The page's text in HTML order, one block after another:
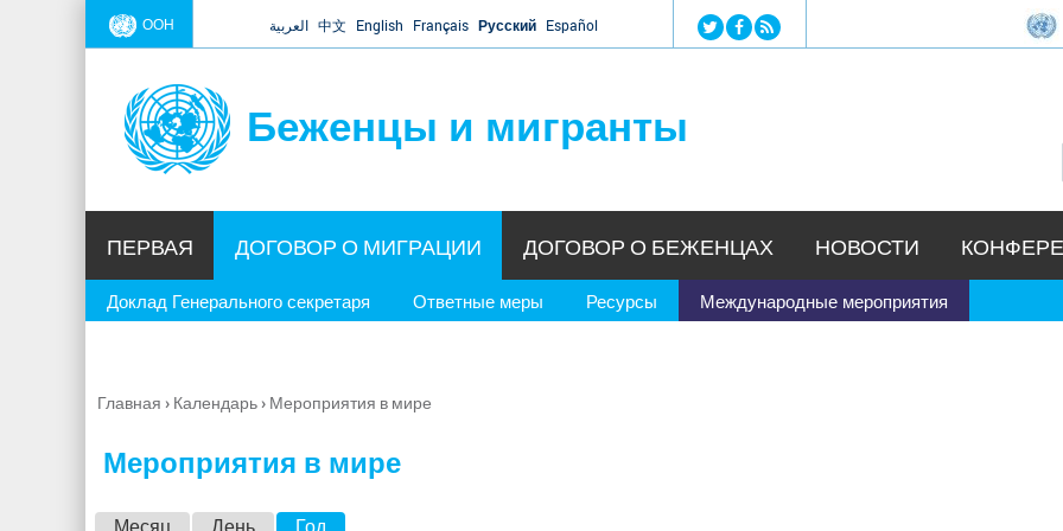
Jump to navigation
ООН العربية 中文 English Français Русский Español
Беженцы и мигранты
ПЕРВАЯ ДОГОВОР О МИГРАЦИИ
Доклад Генерального секретаря Ответные меры Ресурсы Международные мероприятия
ДОГОВОР О БЕЖЕНЦАХ НОВОСТИ
Вы
Главная › Календарь› Мероприятия в мире
Мероприятия в мире